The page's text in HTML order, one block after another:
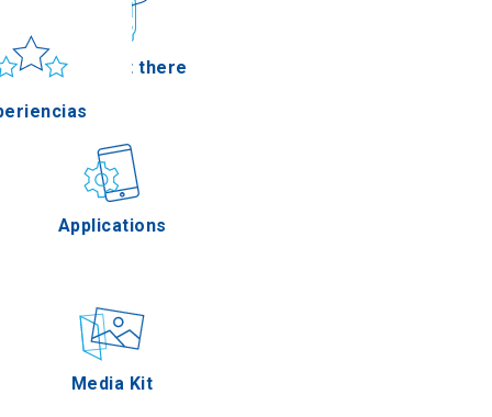
How to get there
Applications
Media Kit